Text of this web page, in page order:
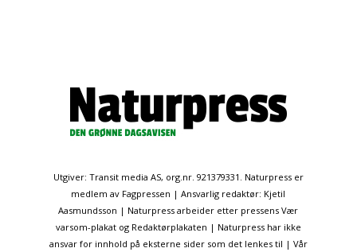
Utgiver: Transit media AS, org.nr. 921379331. Naturpress er
medlem av Fagpressen | Ansvarlig redaktør: Kjetil
Aasmundsson | Naturpress arbeider etter pressens Vær
varsom-plakat og Redaktørplakaten | Naturpress har ikke
ansvar for innhold på eksterne sider som det lenkes til | Vår